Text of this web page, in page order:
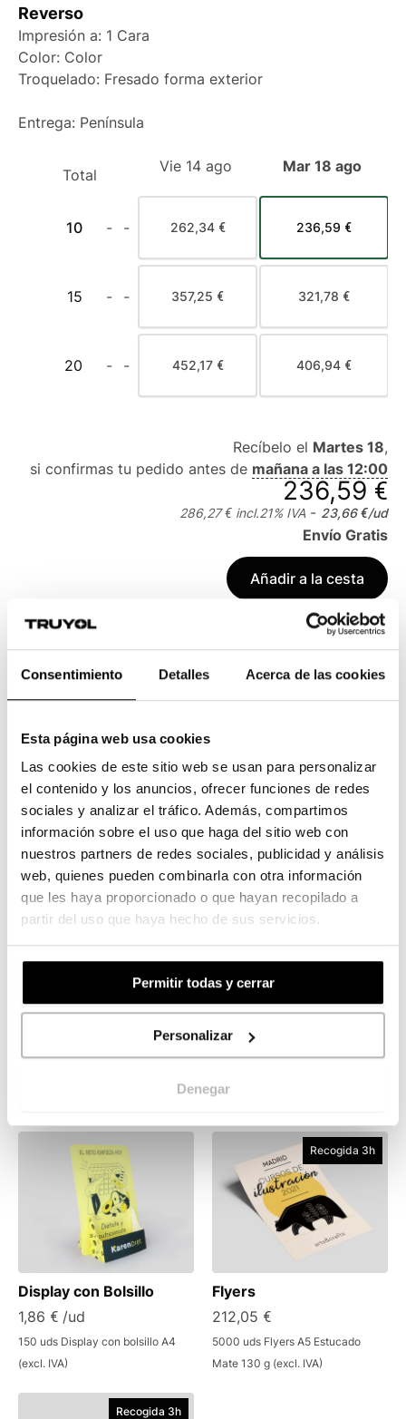
Consentimiento Detalles Acerca de las cookies
Esta página web usa cookies
Las cookies de este sitio web se usan para personalizar
el contenido y los anuncios, ofrecer funciones de redes
sociales y analizar el tráfico. Además, compartimos
información sobre el uso que haga del sitio web con
nuestros partners de redes sociales, publicidad y análisis
web, quienes pueden combinarla con otra información
que les haya proporcionado o que hayan recopilado a
partir del uso que haya hecho de sus servicios.
Permitir todas y cerrar
Personalizar
Denegar
Reverso
Impresión a: 1 Cara
Color: Color
Troquelado: Fresado forma exterior
Entrega: Península
Total Vie 14 ago Mar 18 ago
10 - - 262,34 € 236,59 €
15 - - 357,25 € 321,78 €
20 - - 452,17 € 406,94 €
Recíbelo el Martes 18,
si confirmas tu pedido antes de mañana a las 12:00
236,59 €
286,27 € incl.21% IVA - 23,66 €/ud
Envío Gratis
Añadir a la cesta
¿No encuentras lo que buscas?
Pídenos unpresupuesto personalizado
Galería
Display con Bolsillo
1,86 € /ud
150 uds Display con bolsillo A4
(excl. IVA)
Recogida 3h
Flyers
212,05 €
5000 uds Flyers A5 Estucado
Mate 130 g (excl. IVA)
Recogida 3h